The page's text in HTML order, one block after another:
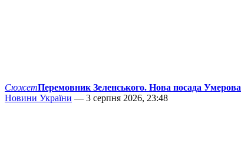
СюжетПеремовник Зеленського. Нова посада Умерова
Новини України — 3 серпня 2026, 23:48